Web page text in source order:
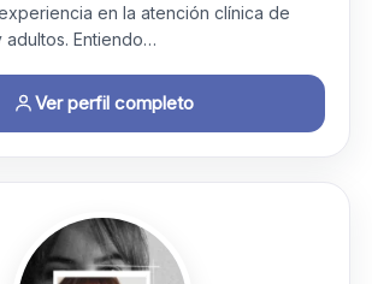
en la atención clínica de
Entiendo…
Ver perfil completo